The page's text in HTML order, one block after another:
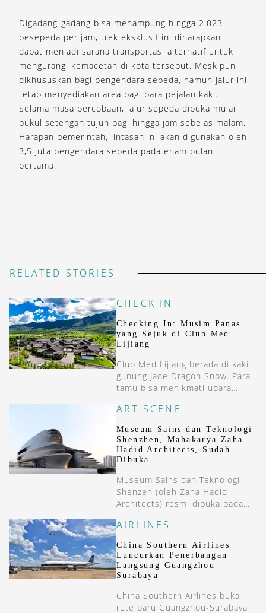
Digadang-gadang bisa menampung hingga 2.023
pesepeda per jam, trek eksklusif ini diharapkan
dapat menjadi sarana transportasi alternatif untuk
mengurangi kemacetan di kota tersebut. Meskipun
dikhususkan bagi pengendara sepeda, namun jalur ini
tetap menyediakan area bagi para pejalan kaki.
Selama masa percobaan, jalur sepeda dibuka mulai
pukul setengah tujuh pagi hingga jam sebelas malam.
Harapan pemerintah, lintasan ini akan digunakan oleh
3,5 juta pengendara sepeda pada enam bulan
pertama.
RELATED STORIES
CHECK IN
Checking In: Musim Panas
yang Sejuk di Club Med
Lijiang
Club Med Lijiang berada di kaki
gunung Jade Dragon Snow. Para
tamu bisa menikmati udara
‘cuci mata’ dan suhu dingin yang
menyegarkan.
ART SCENE
Museum Sains dan Teknologi
Shenzhen, Mahakarya Zaha
Hadid Architects, Sudah
Dibuka
Museum Sains dan Teknologi
Shenzen (oleh Zaha Hadid
Architects) resmi dibuka pada
AIRLINES
China Southern Airlines
Luncurkan Penerbangan
Langsung Guangzhou-
Surabaya
China Southern Airlines buka
rute baru Guangzhou-Surabaya